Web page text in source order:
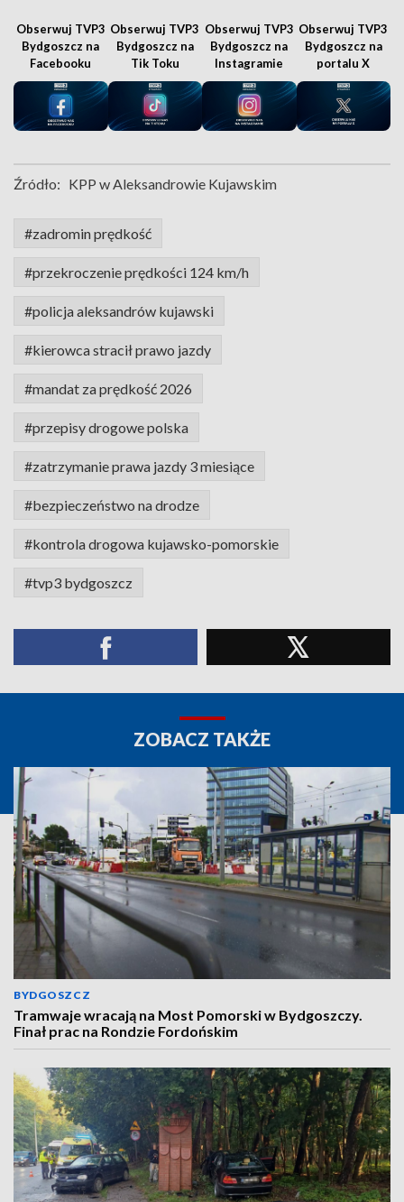
Obserwuj TVP3
Bydgoszcz na
Facebooku
Obserwuj TVP3
Bydgoszcz na
Tik Toku
Obserwuj TVP3
Bydgoszcz na
Instagramie
Obserwuj TVP3
Bydgoszcz na
portalu X
Źródło: KPP w Aleksandrowie Kujawskim
#zadromin prędkość
#przekroczenie prędkości 124 km/h
#policja aleksandrów kujawski
#kierowca stracił prawo jazdy
#mandat za prędkość 2026
#przepisy drogowe polska
#zatrzymanie prawa jazdy 3 miesiące
#bezpieczeństwo na drodze
#kontrola drogowa kujawsko-pomorskie
#tvp3 bydgoszcz
ZOBACZ TAKŻE
BYDGOSZCZ
Tramwaje wracają na Most Pomorski w Bydgoszczy.
Finał prac na Rondzie Fordońskim